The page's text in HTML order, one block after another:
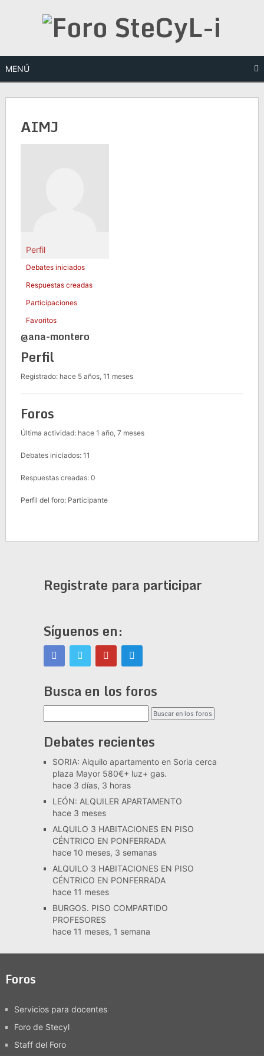
MENÚ
AIMJ
Perfil
Debates iniciados
Respuestas creadas
Participaciones
Favoritos
@ana-montero
Perfil
Registrado: hace 5 años, 11 meses
Foros
Última actividad: hace 1 año, 7 meses
Debates iniciados: 11
Respuestas creadas: 0
Perfil del foro: Participante
Registrate para participar
Síguenos en:
Busca en los foros
Debates recientes
SORIA: Alquilo apartamento en Soria cerca
plaza Mayor 580€+ luz+ gas.
hace 3 días, 3 horas
LEÓN: ALQUILER APARTAMENTO
hace 3 meses
ALQUILO 3 HABITACIONES EN PISO
CÉNTRICO EN PONFERRADA
hace 10 meses, 3 semanas
ALQUILO 3 HABITACIONES EN PISO
CÉNTRICO EN PONFERRADA
hace 11 meses
BURGOS. PISO COMPARTIDO
PROFESORES
hace 11 meses, 1 semana
Foros
Servicios para docentes
Foro de Stecyl
Staff del Foro